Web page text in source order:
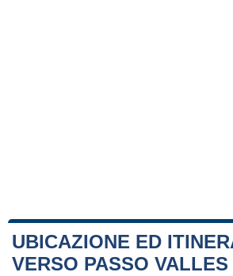
UBICAZIONE ED
VERSO PASSO VALLES
Leaflet |Map data ©